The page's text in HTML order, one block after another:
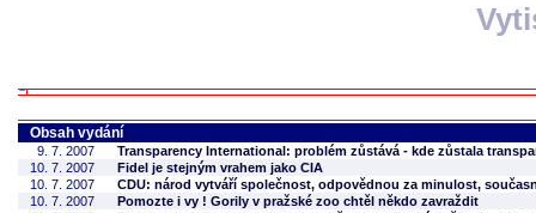
Obsah vydání
9. 7. 2007
Transparency International: problém zůstává - kde zůstala
10. 7. 2007
Fidel je stejným vrahem jako CIA
10. 7. 2007
CDU: národ vytváří společnost, odpovědnou za minulost,
10. 7. 2007
Pomozte i vy ! Gorily v pražské zoo chtěl někdo zavraždit